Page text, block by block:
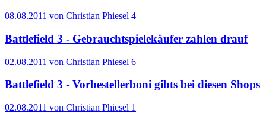
08.08.2011 von Christian Phiesel 4
Battlefield 3 - Gebrauchtspielekäufer zahlen drauf
02.08.2011 von Christian Phiesel 6
Battlefield 3 - Vorbestellerboni gibts bei diesen Shops
02.08.2011 von Christian Phiesel 1